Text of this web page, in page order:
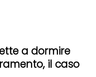
a dormire
il caso